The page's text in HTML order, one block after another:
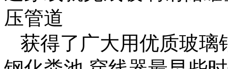
压管道
获得了广大用优质玻璃